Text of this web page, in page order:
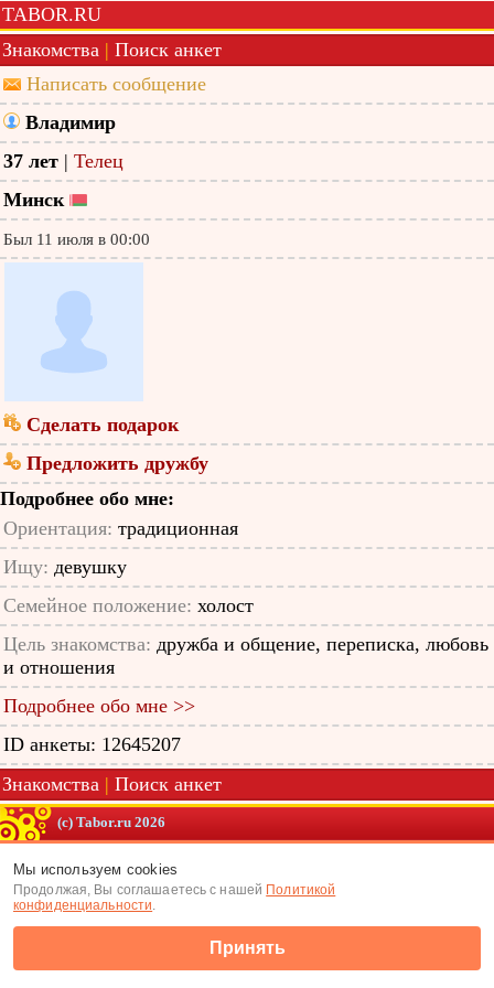
TABOR.RU
Знакомства | Поиск анкет
Написать сообщение
Владимир
37 лет | Телец
Минск
Был 11 июля в 00:00
Сделать подарок
Предложить дружбу
Подробнее обо мне:
Ориентация: традиционная
Ищу: девушку
Семейное положение: холост
Цель знакомства: дружба и общение, переписка, любовь
и отношения
Подробнее обо мне >>
ID анкеты: 12645207
Знакомства | Поиск анкет
(c) Tabor.ru 2026
Мы используем cookies
Продолжая, Вы соглашаетесь с нашей Политикой
конфиденциальности.
Принять